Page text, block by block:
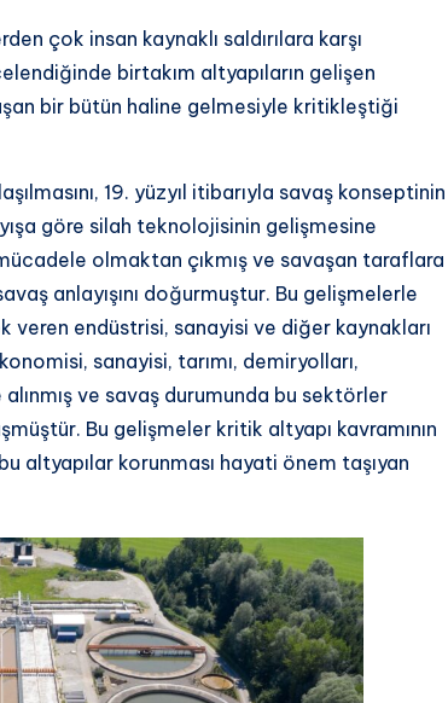
çok insan kaynaklı saldırılara karşı
birtakım altyapıların gelişen
bir bütün haline gelmesiyle kritikleştiği
19. yüzyıl itibarıyla savaş konseptinin
göre silah teknolojisinin gelişmesine
olmaktan çıkmış ve savaşan taraflara
anlayışını doğurmuştur. Bu gelişmelerle
endüstrisi, sanayisi ve diğer kaynakları
sanayisi, tarımı, demiryolları,
ve savaş durumunda bu sektörler
Bu gelişmeler kritik altyapı kavramının
altyapılar korunması hayati önem taşıyan